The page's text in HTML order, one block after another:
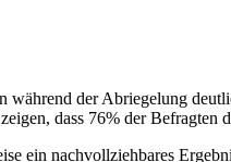
während der Abriegelung
dass 76% der Befragten
ein nachvollziehbares